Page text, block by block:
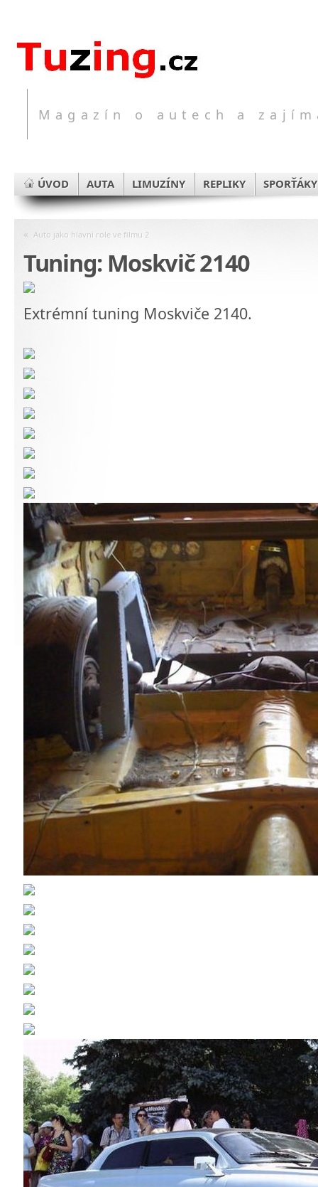
Magazín o autech a
ÚVOD AUTA LIMUZÍNY REPLIKY SPORŤÁKY
« Auto jako hlavni role ve filmu 2
Tuning: Moskvič 2140
Extrémní tuning Moskviče 2140.